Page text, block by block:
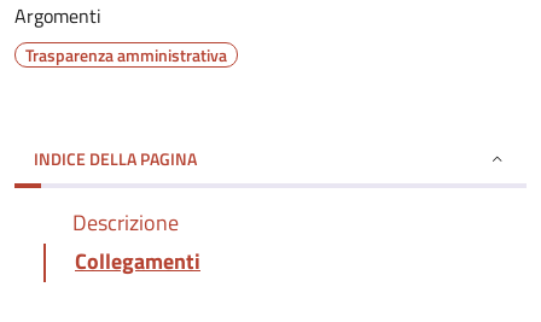
Argomenti
Trasparenza amministrativa
INDICE DELLA PAGINA
Descrizione
Collegamenti